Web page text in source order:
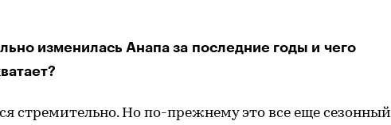
изменилась Анапа за последние годы и чего
стремительно. Но по-прежнему это все еще сезонный